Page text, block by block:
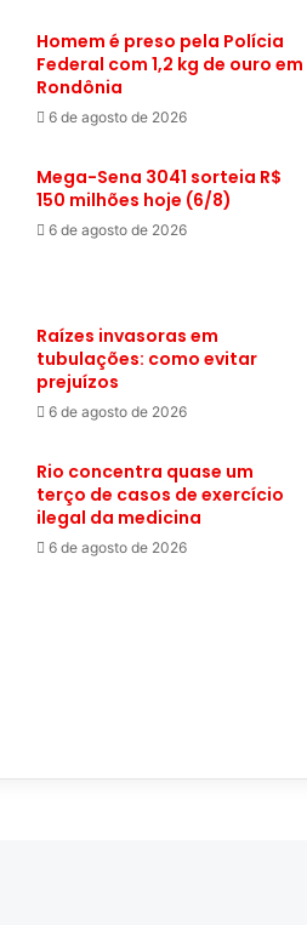
Homem é preso pela Polícia
Federal com 1,2 kg de ouro em
Rondônia
6 de agosto de 2026
Mega-Sena 3041 sorteia R$
150 milhões hoje (6/8)
6 de agosto de 2026
Raízes invasoras em
tubulações: como evitar
prejuízos
6 de agosto de 2026
Rio concentra quase um
terço de casos de exercício
ilegal da medicina
6 de agosto de 2026